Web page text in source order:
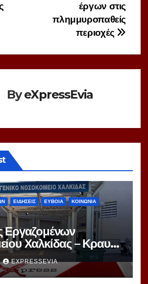
έργων στις
πλημμυροπαθείς
περιοχές
ByeXpressEvia
ΕΙΔΗΣΕΙΣ ΕΥΒΟΙΑ ΚΟΙΝΩΝΙΑ
Εργαζομένων
Χαλκίδας – Κραυγή
EXPRESSEVIA